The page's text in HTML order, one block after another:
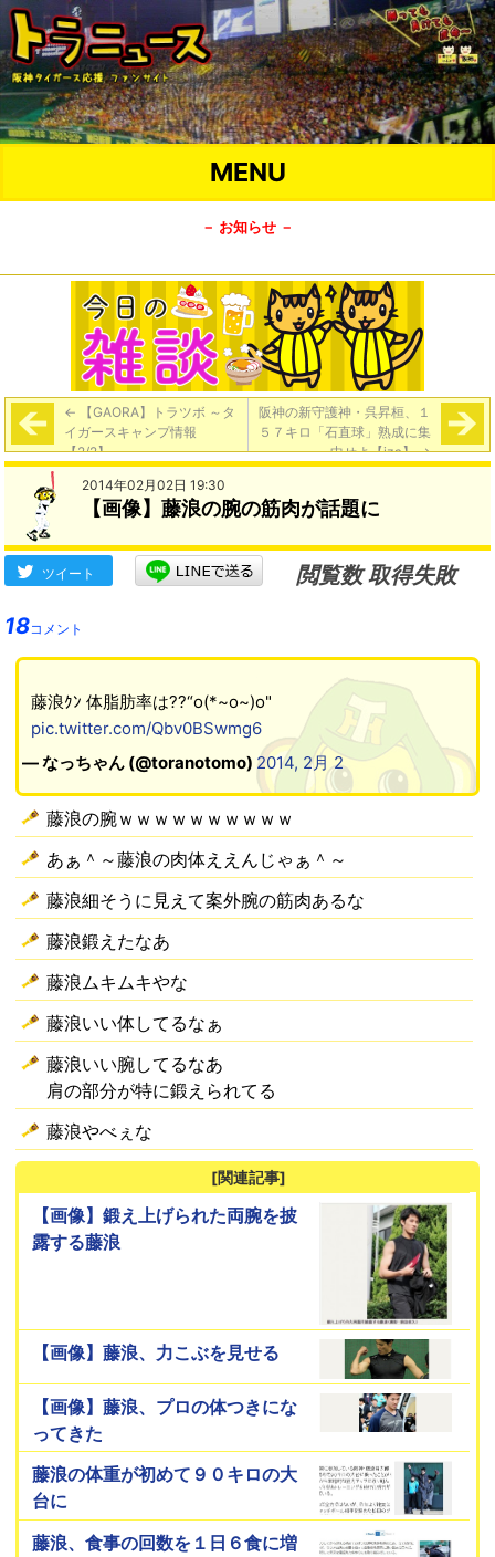
MENU
－ お知らせ －
← 【GAORA】トラツボ ～タ
イガースキャンプ情報
【2/2】
阪神の新守護神・呉昇桓、１
５７キロ「石直球」熟成に集
中せよ【iza】→
2014年02月02日 19:30
【画像】藤浪の腕の筋肉が話題に
ツイート
閲覧数 取得失敗
18コメント
藤浪ｸﾝ 体脂肪率は??“o(*~o~)o"
pic.twitter.com/Qbv0BSwmg6
— なっちゃん (@toranotomo) 2014, 2月 2
藤浪の腕ｗｗｗｗｗｗｗｗｗｗ
あぁ＾～藤浪の肉体ええんじゃぁ＾～
藤浪細そうに見えて案外腕の筋肉あるな
藤浪鍛えたなあ
藤浪ムキムキやな
藤浪いい体してるなぁ
藤浪いい腕してるなあ
肩の部分が特に鍛えられてる
藤浪やべぇな
[関連記事]
【画像】鍛え上げられた両腕を披
露する藤浪
【画像】藤浪、力こぶを見せる
【画像】藤浪、プロの体つきにな
ってきた
藤浪の体重が初めて９０キロの大
台に
藤浪、食事の回数を１日６食に増